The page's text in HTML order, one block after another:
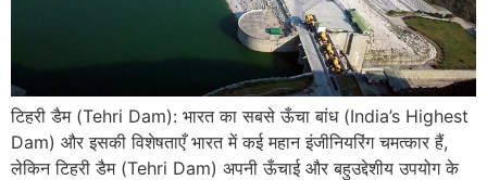
टिहरी डैम (Tehri Dam): भारत का सबसे ऊँचा बांध (India’s Highest
Dam) और इसकी विशेषताएँ भारत में कई महान इंजीनियरिंग चमत्कार हैं,
लेकिन टिहरी डैम (Tehri Dam) अपनी ऊँचाई और बहुउद्देशीय उपयोग के